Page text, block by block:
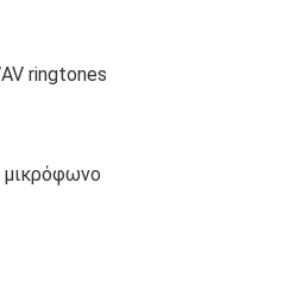
ringtones
μικρόφωνο